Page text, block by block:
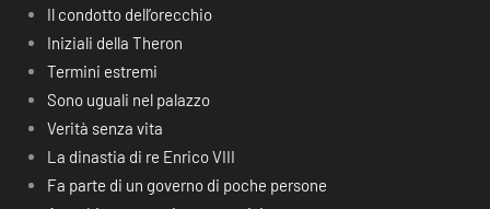
Il condotto dell’orecchio
Iniziali della Theron
Termini estremi
Sono uguali nel palazzo
Verità senza vita
La dinastia di re Enrico VIII
Fa parte di un governo di poche persone